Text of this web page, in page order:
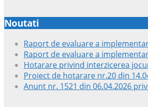
Noutati
Raport de evaluare a
Raport de evaluare a
Hotarare privind interzicerea
Proiect de hotarare nr.20 din
Anunt nr. 1521 din 06.04.2026